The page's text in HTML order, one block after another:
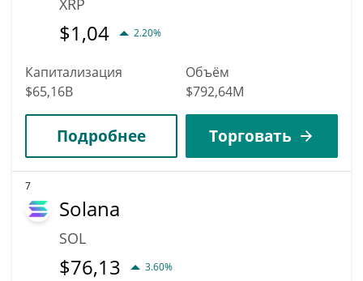
XRP
$1,04 2.20%
Капитализация
$65,16B
Объём
$792,64M
Подробнее Торговать
7
Solana
SOL
$76,13 3.60%